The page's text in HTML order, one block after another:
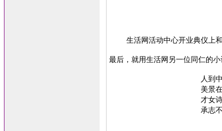
生活网活动中心开业典仪上
最后，就用生活网另一位同仁的
人到
美景
才女
承志